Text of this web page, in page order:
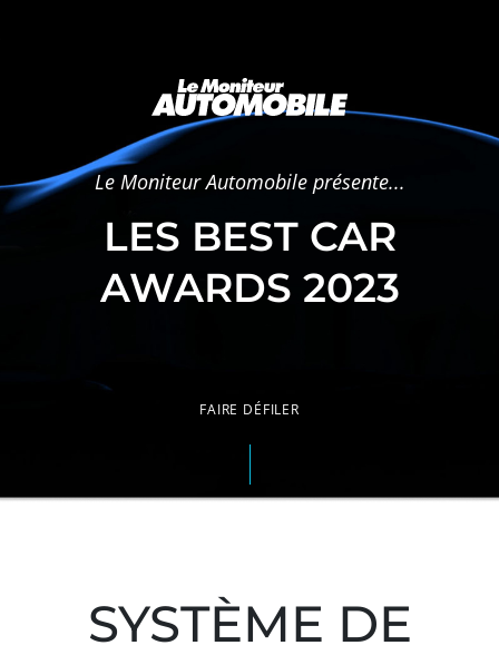
Le Moniteur Automobile présente...
LES BEST CAR
AWARDS 2023
FAIRE DÉFILER
SYSTÈME DE